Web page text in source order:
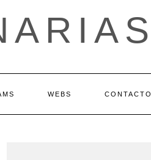
WEBS CONTACTO